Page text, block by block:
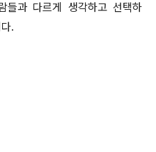
들과 다르게 생각하고 선택하
다.